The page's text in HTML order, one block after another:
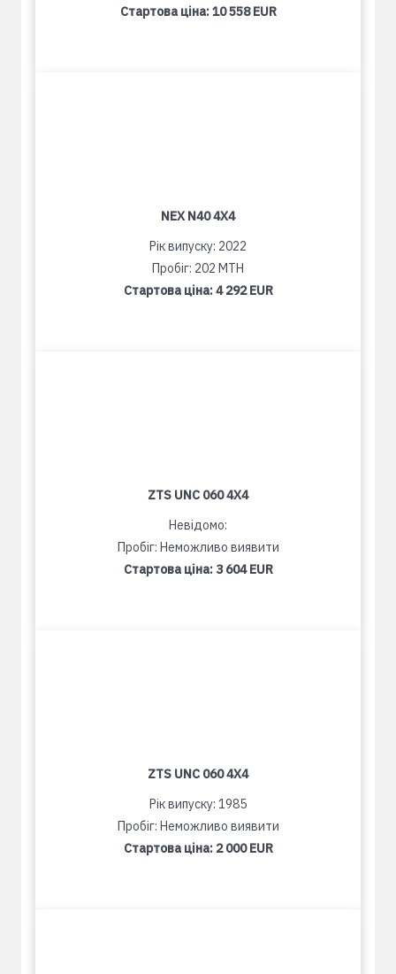
Стартова ціна:10 558 EUR
NEX N40 4X4
Рік випуску: 2022
Пробіг: 202 MTH
Стартова ціна:4 292 EUR
ZTS UNC 060 4X4
Невідомо:
Пробіг: Неможливо виявити
Стартова ціна: 3 604 EUR
ZTS UNC 060 4X4
Рік випуску: 1985
Пробіг: Неможливо виявити
Стартова ціна: 2 000 EUR